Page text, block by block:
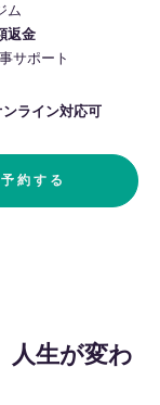
ム
返金
サポート​
ンライン対応可
約する
人生が変わ